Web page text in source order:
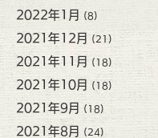
2022年1月 (8)
2021年12月 (21)
2021年11月 (18)
2021年10月 (18)
2021年9月 (18)
2021年8月 (24)